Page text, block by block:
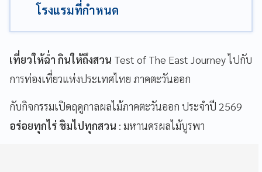
โรงแรมที่กำหนด
เที่ยวให้ฉ่ำ กินให้ถึงสวน Test of The East Journey ไปกับ
การท่องเที่ยวแห่งประเทศไทย ภาคตะวันออก
กับกิจกรรมเปิดฤดูกาลผลไม้ภาคตะวันออก ประจำปี 2569
อร่อยทุกไร่ ชิมไปทุกสวน : มหานครผลไม้บูรพา